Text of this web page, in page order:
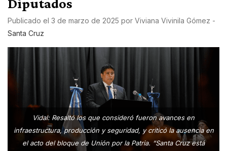
Diputados
Publicado el 3 de marzo de 2025 por Viviana Vivinila Gómez -
Santa Cruz
Vidal: Resaltó los que consideró fueron avances en
infraestructura, producción y seguridad, y criticó la ausencia en
el acto del bloque de Unión por la Patria. “Santa Cruz está